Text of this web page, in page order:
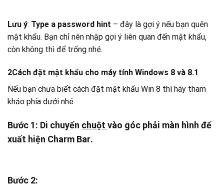
Lưu ý: Type a password hint – đây là gợi ý nếu bạn quên
mật khẩu. Bạn chỉ nên nhập gợi ý liên quan đến mật khẩu,
còn không thì để trống nhé.
2Cách đặt mật khẩu cho máy tính Windows 8 và 8.1
Nếu bạn chưa biết cách đặt mật khẩu Win 8 thì hãy tham
khảo phía dưới nhé.
Bước 1: Di chuyển chuộtvào góc phải màn hình để
xuất hiện Charm Bar.
Bước 2: